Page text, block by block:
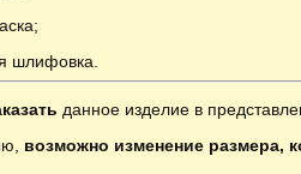
шлифовка.
данное изделие в
возможно изменение размера,